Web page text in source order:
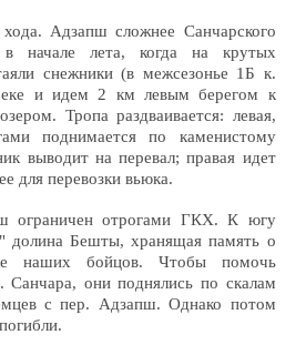
Адзапш сложнее Санчарского
в начале лета, когда на крутых
снежники (в межсезонье 1Б к.
и идем 2 км левым берегом к
Тропа раздваивается: левая,
поднимается по каменистому
выводит на перевал; правая идет
для перевозки вьюка.
ограничен отрогами ГКХ. К югу
долина Бешты, хранящая память о
наших бойцов. Чтобы помочь
они поднялись по скалам
с пер. Адзапш. Однако потом